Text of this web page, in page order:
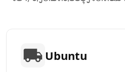
Ubuntu